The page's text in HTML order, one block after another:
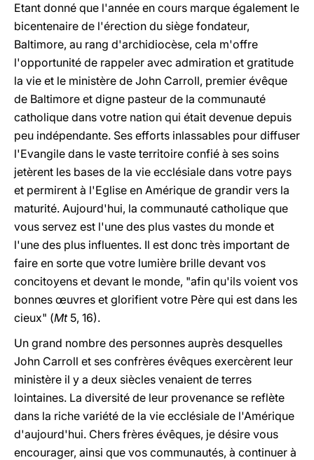
Etant donné que l'année en cours marque également le
bicentenaire de l'érection du siège fondateur,
Baltimore, au rang d'archidiocèse, cela m'offre
l'opportunité de rappeler avec admiration et gratitude
la vie et le ministère de John Carroll, premier évêque
de Baltimore et digne pasteur de la communauté
catholique dans votre nation qui était devenue depuis
peu indépendante. Ses efforts inlassables pour diffuser
l'Evangile dans le vaste territoire confié à ses soins
jetèrent les bases de la vie ecclésiale dans votre pays
et permirent à l'Eglise en Amérique de grandir vers la
maturité. Aujourd'hui, la communauté catholique que
vous servez est l'une des plus vastes du monde et
l'une des plus influentes. Il est donc très important de
faire en sorte que votre lumière brille devant vos
concitoyens et devant le monde, "afin qu'ils voient vos
bonnes œuvres et glorifient votre Père qui est dans les
cieux" (Mt5, 16).
Un grand nombre des personnes auprès desquelles
John Carroll et ses confrères évêques exercèrent leur
ministère il y a deux siècles venaient de terres
lointaines. La diversité de leur provenance se reflète
dans la riche variété de la vie ecclésiale de l'Amérique
d'aujourd'hui. Chers frères évêques, je désire vous
encourager, ainsi que vos communautés, à continuer à